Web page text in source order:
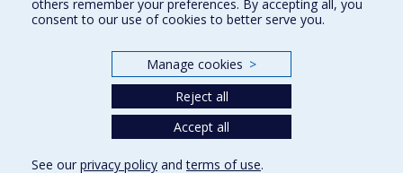
Accessibilité
Nos départements et écoles
others remember your preferences. By accepting all, you
consent to our use of cookies to better serve you.
Manage cookies >
Reject all
Accept all
See our privacy policy andterms of use.